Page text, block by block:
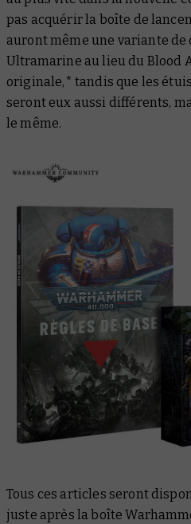
pas acquérir la boîte de
auront même une variante de
Ultramarine au lieu du Blood
originale,* tandis que les
seront eux aussi différents,
le même.
Tous ces articles seront
juste après la boîte